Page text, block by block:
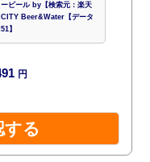
ビール by【検索元：楽天
Beer&Water【データ
】
円
る